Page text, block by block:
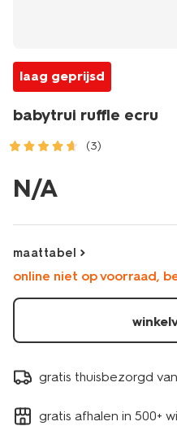
laag geprijsd
babytrui ruffle ecru
(3)
truien-
vesten/babytrui-
ecru-
33077370ECRU.html
N/A
maattabel
online niet op voorraad,
gratis thuisbezorgd
gratis afhalen in 500+